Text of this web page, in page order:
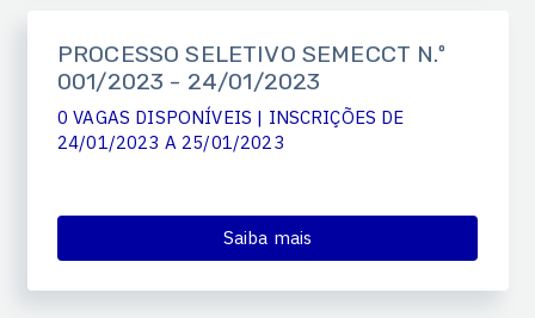
PROCESSO SELETIVO SEMECCT N.º
001/2023 - 24/01/2023
0 VAGAS DISPONÍVEIS | INSCRIÇÕES DE
24/01/2023 A 25/01/2023
Saiba mais